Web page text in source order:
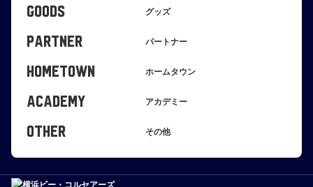
GOODS グッズ
PARTNER パートナー
HOMETOWN ホームタウン
ACADEMY アカデミー
OTHER その他